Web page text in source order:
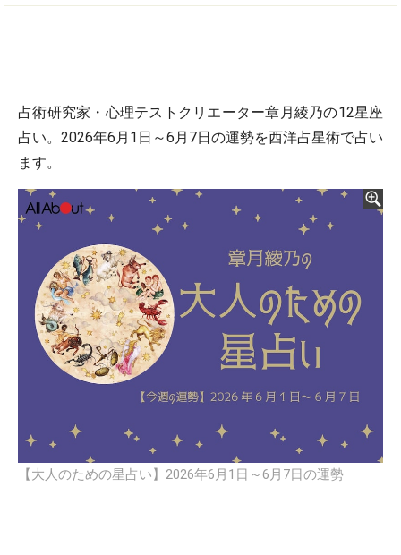
占術研究家・心理テストクリエーター章月綾乃の12星座
占い。2026年6月1日～6月7日の運勢を西洋占星術で占い
ます。
【大人のための星占い】2026年6月1日～6月7日の運勢